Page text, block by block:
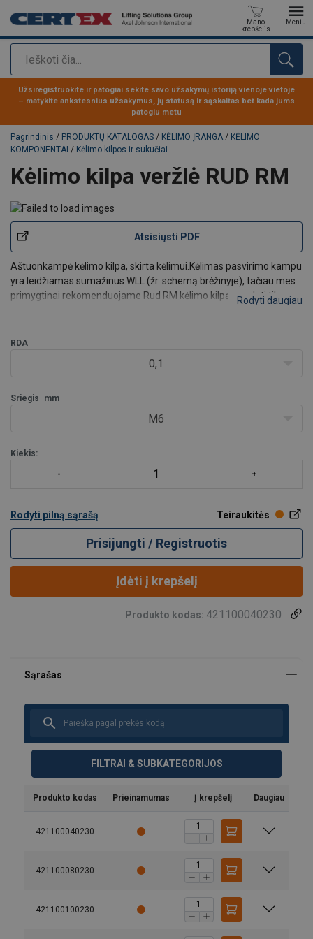
Paieška
Mano
krepšelis
Meniu
Produktas buvo pridėtas prie jūsų užklausos
Užsiregistruokite ir patogiai sekite savo užsakymų istoriją vienoje vietoje
– matykite ankstesnius užsakymus, jų statusą ir sąskaitas bet kada jums
patogiu metu
Pagrindinis / PRODUKTŲ KATALOGAS / KĖLIMO ĮRANGA / KĖLIMO
KOMPONENTAI / Kėlimo kilpos ir sukučiai
Kėlimo kilpa veržlė RUD RM
Atsisiųsti PDF
Aštuonkampė kėlimo kilpa, skirta kėlimui. Kėlimas pasvirimo kampu
yra leidžiamas sumažinus WLL (žr. schemą brėžinyje), tačiau mes
primygtinai rekomenduojame Rud RM kėlimo kilpą naudoti tik
Rodyti daugiau
RDA
0,1
Sriegis mm
M6
Kiekis:
Rodyti pilną sąrašą Teiraukitės
Prisijungti / Registruotis
Įdėti į krepšelį
Produkto kodas: 421100040230
FILTRAI & SUBKATEGORIJOS
Produkto kodas Prieinamumas Į krepšelį Daugiau
421100040230
421100080230
421100100230